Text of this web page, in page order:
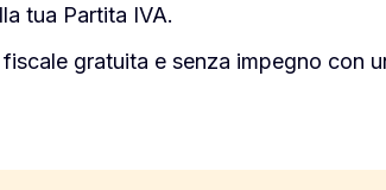
tua Partita IVA.
gratuita e senza impegno con